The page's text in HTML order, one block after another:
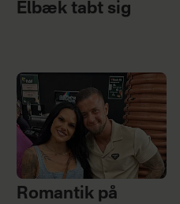
Elbæk tabt sig
Romantik på